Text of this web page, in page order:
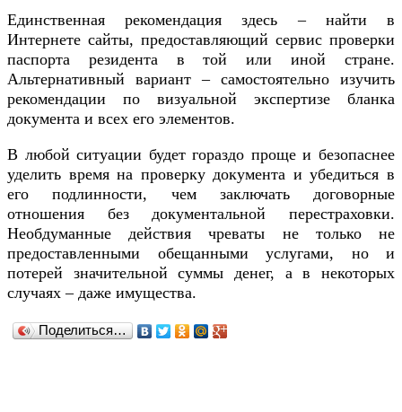
Единственная рекомендация здесь – найти в
Интернете сайты, предоставляющий сервис проверки
паспорта резидента в той или иной стране.
Альтернативный вариант – самостоятельно изучить
рекомендации по визуальной экспертизе бланка
документа и всех его элементов.
В любой ситуации будет гораздо проще и безопаснее
уделить время на проверку документа и убедиться в
его подлинности, чем заключать договорные
отношения без документальной перестраховки.
Необдуманные действия чреваты не только не
предоставленными обещанными услугами, но и
потерей значительной суммы денег, а в некоторых
случаях – даже имущества.
Поделиться…